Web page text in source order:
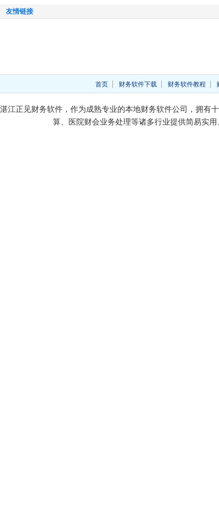
友情链接
首页 财务软件下载 财务软件教程
湛江正见财务软件，作为成熟专业的本地财务软件公司，拥有
算、医院财会业务处理等诸多行业提供简易实